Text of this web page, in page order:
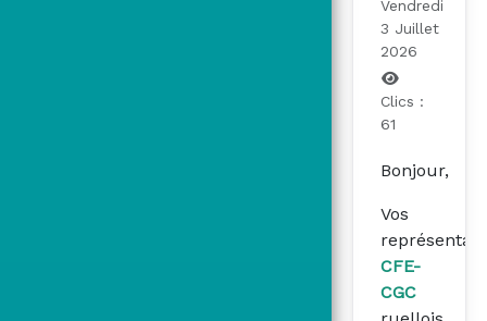
Vendredi
3 Juillet
2026
Clics :
61
Bonjour,
Vos
CFE-
CGC